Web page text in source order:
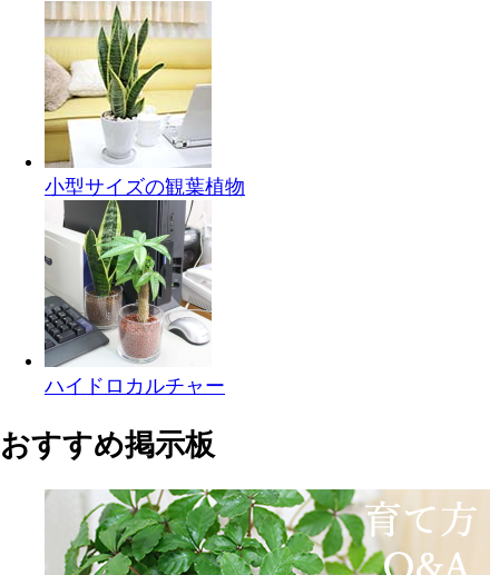
小型サイズの観葉植物
ハイドロカルチャー
おすすめ掲示板